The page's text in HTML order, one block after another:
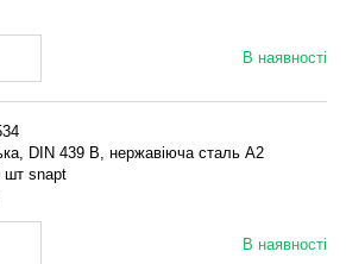
В наявності
DIN 439 B, нержавіюча сталь A2
шт snapt
В наявності